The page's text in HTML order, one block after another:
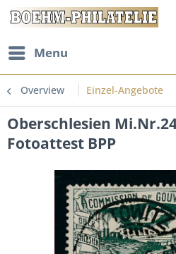
Menu
Overview Einzel-Angebote
Oberschlesien
Fotoattest BPP